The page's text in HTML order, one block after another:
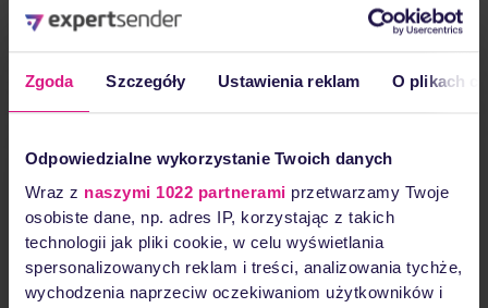
Zgoda Szczegóły Ustawienia reklam O plikach
Odpowiedzialne wykorzystanie Twoich danych
Wraz z naszymi 1022 partnerami przetwarzamy Twoje
osobiste dane, np. adres IP, korzystając z takich
technologii jak pliki cookie, w celu wyświetlania
spersonalizowanych reklam i treści, analizowania tychże,
wychodzenia naprzeciw oczekiwaniom użytkowników i